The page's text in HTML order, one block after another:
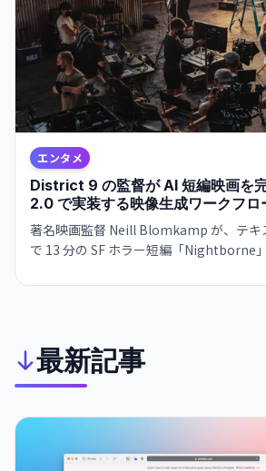
エンタメ
District 9 の監督が AI 短編映画を
2.0 で実装する映像生成ワークフロ
著名映画監督 Neill Blomkamp が、テキ
で 13 分の SF ホラー短編「Nightborne
の実例となる。
最新記事